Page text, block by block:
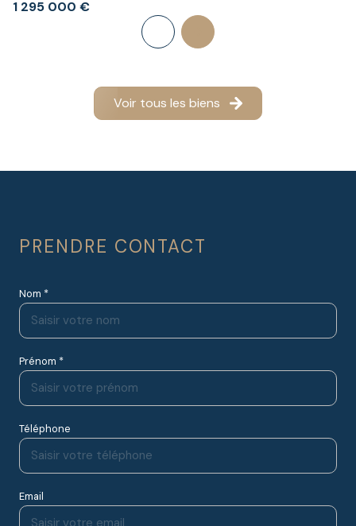
1 295 000 €
Voir tous les biens
PRENDRE CONTACT
Nom *
Prénom *
Téléphone
Email